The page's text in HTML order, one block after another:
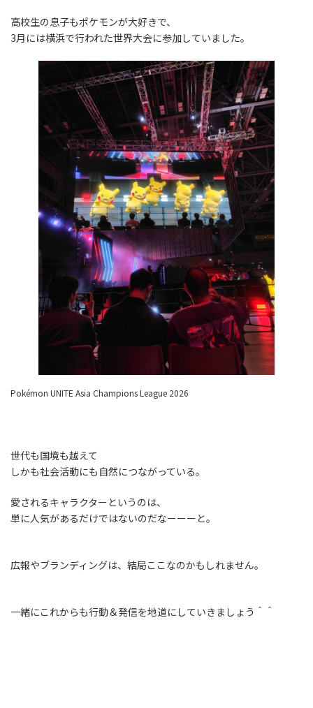
高校生の息子もポケモンが大好きで、
3月には横浜で行われた世界大会に参加していました。
Pokémon UNITE Asia Champions League 2026
世代も国境も越えて
しかも社会活動にも自然につながっている。
愛されるキャラクターというのは、
単に人気があるだけではないのだなーーーと。
広報やブランディングは、結局ここなのかもしれません。
一緒にこれからも行動＆発信を地道にしていきましょう＾＾